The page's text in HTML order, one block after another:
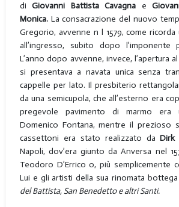
diGiovanni Battista Cavagna e
Monica. La consacrazione del nuovo
Gregorio, avvenne n l 1579, come ricorda
all’ingresso, subito dopo
L’anno dopo avvenne, invece, l’apertura
si presentava a navata unica senza
cappelle per lato. Il presbiterio
da una semicupola, che all’esterno era
pregevole pavimento di marmo era
Domenico Fontana, mentre il
cassettoni era stato realizzato daDirk
Napoli, dov’era giunto da Anversa nel
Teodoro D’Errico o, più semplicemente
Lui e gli artisti della sua rinomata
del Battista, San Benedetto e altri Santi.